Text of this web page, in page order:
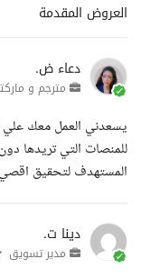
العروض المقدمة
دعاء ض.
مترجم و
يسعدني العمل معك علي
للمنصات التي تريدها
المستهدف لتحقيق
دينا ت.
مدير تسويق